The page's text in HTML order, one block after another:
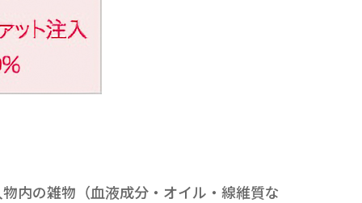
内の雑物（血液成分・オイル・線維質な